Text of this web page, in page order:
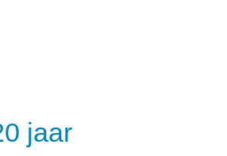
jaar